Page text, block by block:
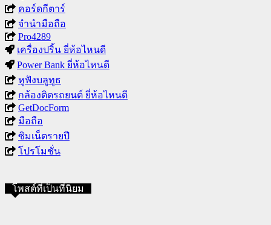
คอร์ดกีตาร์
จำนำมือถือ
Pro4289
เครื่องปริ้น ยี่ห้อไหนดี
Power Bank ยี่ห้อไหนดี
หูฟังบลูทูธ
กล้องติดรถยนต์ ยี่ห้อไหนดี
GetDocForm
มือถือ
ซิมเน็ตรายปี
โปรโมชั่น
โพสต์ที่เป็นที่นิยม